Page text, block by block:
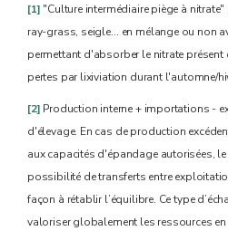
[1] "Culture intermédiaire piège à
ray-grass, seigle… en mélange ou non
permettant d'absorber le nitrate
pertes par lixiviation durant l'automne/
[2] Production interne + importations -
d'élevage. En cas de production
aux capacités d'épandage autorisées,
possibilité de transferts entre
façon à rétablir l’équilibre. Ce type
valoriser globalement les ressources en